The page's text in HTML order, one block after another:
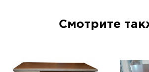
Смотрите